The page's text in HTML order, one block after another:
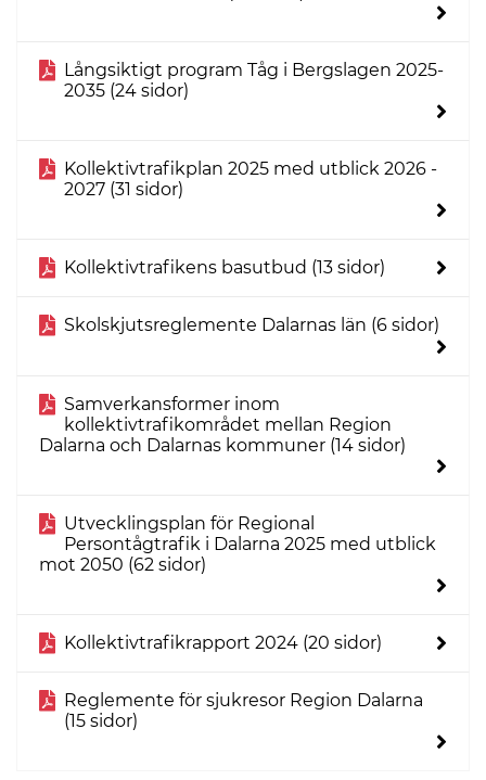
Långsiktigt program Tåg i Bergslagen 2025-
2035 (24 sidor)
Kollektivtrafikplan 2025 med utblick 2026 -
2027 (31 sidor)
Kollektivtrafikens basutbud (13 sidor)
Skolskjutsreglemente Dalarnas län (6 sidor)
Samverkansformer inom
kollektivtrafikområdet mellan Region
Dalarna och Dalarnas kommuner (14 sidor)
Utvecklingsplan för Regional
Persontågtrafik i Dalarna 2025 med utblick
mot 2050 (62 sidor)
Kollektivtrafikrapport 2024 (20 sidor)
Reglemente för sjukresor Region Dalarna
(15 sidor)